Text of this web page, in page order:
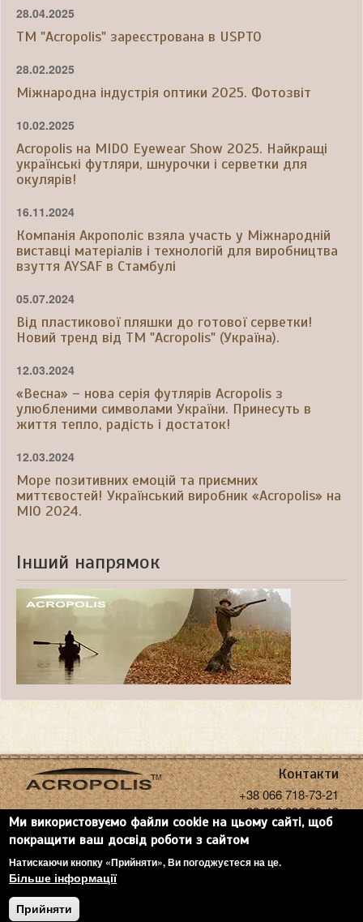
28.04.2025
ТМ "Acropolis" зареєстрована в USPTO
28.02.2025
Міжнародна індустрія оптики 2025. Фотозвіт
10.02.2025
Acropolis на MIDO Eyewear Show 2025. Найкращі
українські футляри, шнурочки і серветки для
окулярів!
16.11.2024
Компанія Акрополіс взяла участь у Міжнародній
виставці матеріалів і технологій для виробництва
взуття AYSAF в Стамбулі
05.07.2024
Від пластикової пляшки до готової серветки!
Новий тренд від ТМ "Acropolis" (Україна).
12.03.2024
«Весна» – нова серія футлярів Acropolis з
улюбленими символами України. Принесуть в
життя тепло, радість і достаток!
12.03.2024
Море позитивних емоцій та приємних
миттєвостей! Український виробник «Acropolis» на
МІО 2024.
Інший напрямок
Контакти
+38 066 718-73-21
+38 068 936-30-18
acropolisoptics@gmail.com
Ми використовуємо файли cookie на цьому сайті, щоб
покращити ваш досвід роботи з сайтом
Натискаючи кнопку «Прийняти», Ви погоджуєтеся на це.
Більше інформації
Прийняти